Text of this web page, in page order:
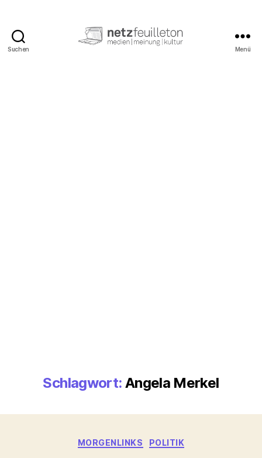
Suchen Menü
Schlagwort: Angela Merkel
Kategorien
MORGENLINKS POLITIK